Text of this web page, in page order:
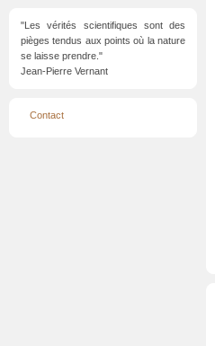
"Les vérités scientifiques sont des
pièges tendus aux points où la nature
se laisse prendre."
Jean-Pierre Vernant
Menu
Contact